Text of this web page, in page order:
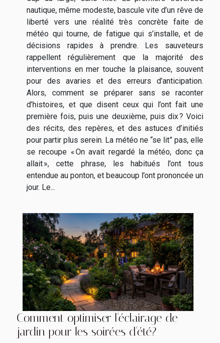
nautique, même modeste, bascule vite d’un rêve de
liberté vers une réalité très concrète faite de
météo qui tourne, de fatigue qui s’installe, et de
décisions rapides à prendre. Les sauveteurs
rappellent régulièrement que la majorité des
interventions en mer touche la plaisance, souvent
pour des avaries et des erreurs d’anticipation.
Alors, comment se préparer sans se raconter
d’histoires, et que disent ceux qui l’ont fait une
première fois, puis une deuxième, puis dix ? Voici
des récits, des repères, et des astuces d’initiés
pour partir plus serein. La météo ne “se lit” pas, elle
se recoupe « On avait regardé la météo, donc ça
allait », cette phrase, les habitués l’ont tous
entendue au ponton, et beaucoup l’ont prononcée un
jour. Le...
Comment optimiser l'éclairage de
jardin pour les soirées d'été?